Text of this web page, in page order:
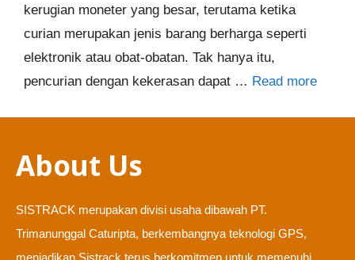
kerugian moneter yang besar, terutama ketika
curian merupakan jenis barang berharga seperti
elektronik atau obat-obatan. Tak hanya itu,
pencurian dengan kekerasan dapat … Read more
About Us
SISTRACK merupakan divisi usaha dibawah PT.
Trimanunggal Caturipta, berkembangnya teknologi GPS,
menjadikan Sistrack terus berkomitmen untuk memenuhi